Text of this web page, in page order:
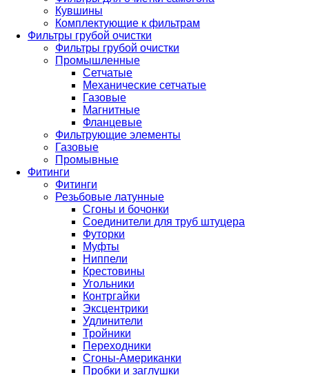
Кувшины
Комплектующие к фильтрам
Фильтры грубой очистки
Фильтры грубой очистки
Промышленные
Сетчатые
Механические сетчатые
Газовые
Магнитные
Фланцевые
Фильтрующие элементы
Газовые
Промывные
Фитинги
Фитинги
Резьбовые латунные
Сгоны и бочонки
Соединители для труб штуцера
Футорки
Муфты
Ниппели
Крестовины
Угольники
Контргайки
Эксцентрики
Удлинители
Тройники
Переходники
Сгоны-Американки
Пробки и заглушки